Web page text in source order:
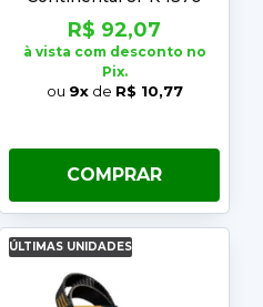
R$ 92,07
à vista com desconto no
Pix.
ou 9xde R$ 10,77
COMPRAR
ÚLTIMAS UNIDADES